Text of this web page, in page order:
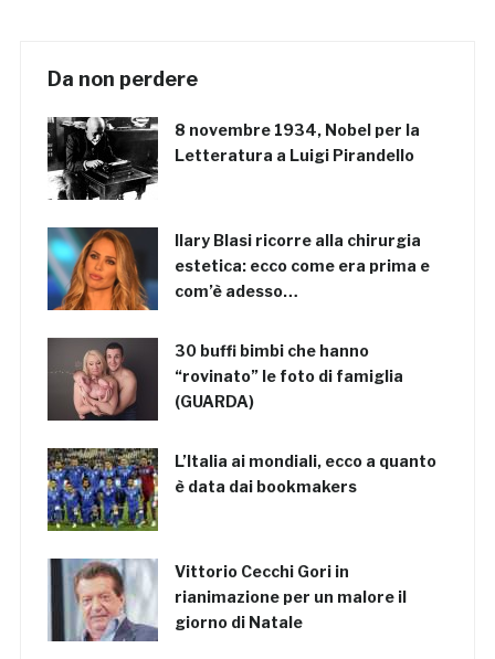
Da non perdere
8 novembre 1934, Nobel per la
Letteratura a Luigi Pirandello
Ilary Blasi ricorre alla chirurgia
estetica: ecco come era prima e
com’è adesso…
30 buffi bimbi che hanno
“rovinato” le foto di famiglia
(GUARDA)
L’Italia ai mondiali, ecco a quanto
è data dai bookmakers
Vittorio Cecchi Gori in
rianimazione per un malore il
giorno di Natale